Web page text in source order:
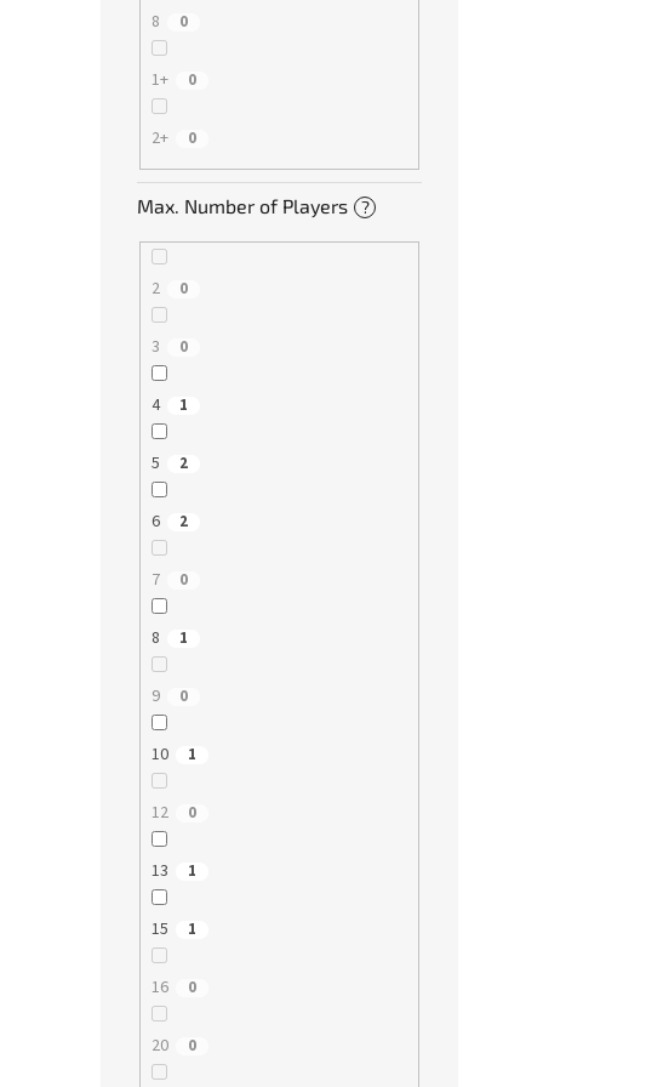
8 0
1+ 0
2+ 0
Max. Number of Players ?
2 0
3 0
4 1
5 2
6 2
7 0
8 1
9 0
10 1
12 0
13 1
15 1
16 0
20 0